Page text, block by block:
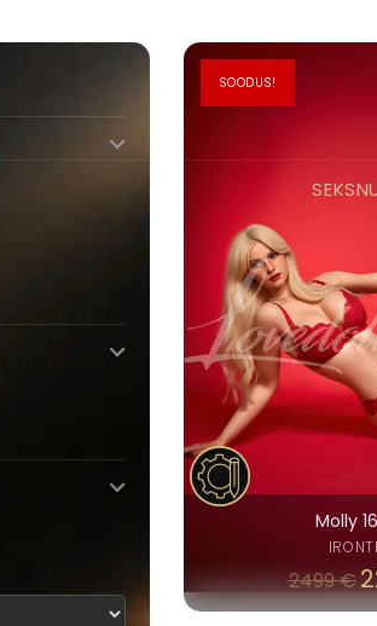
SOODUS!
Molly
2499€